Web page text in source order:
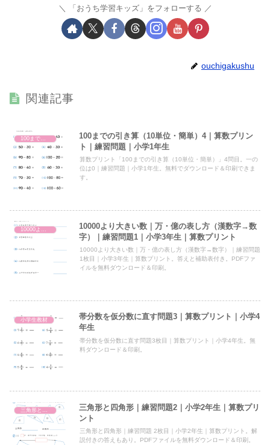
「おうち学習キッズ」をフォローする
ouchigakushu
関連記事
100までの引き算（10単位）
100までの引き算（10単位・簡単）4｜算数プリン
ト｜練習問題｜小学1年生
算数プリント「100までの引き算（10単位・簡単）」4問目。一の
位は0｜練習問題｜小学1年生。無料でダウンロード＆印刷できま
す。
10000より大きい数｜万・億の表し方（漢数字→数
字）｜練習問題1｜小学3年生｜算数プリント
10000より大きい数｜万・億の表し方（漢数字→数字）｜練習問題
1枚目｜小学3年生｜算数プリント。答えと補助表付き。PDFファ
イルを無料ダウンロード＆印刷。
小学生教材
帯分数を仮分数に直す問題3｜算数プリント｜小学4
年生
帯分数を仮分数に直す問題3枚目｜算数プリント｜小学4年生。無
料ダウンロード＆印刷。
三角形と四角形｜練習問題2｜小学2年生｜算数プリ
ント
三角形と四角形｜練習問題 2枚目｜小学2年生｜算数プリント。解
説付きの答えもあり。PDFファイルを無料ダウンロード＆印刷。